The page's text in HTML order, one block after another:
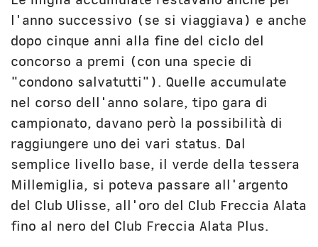
l'anno successivo (se si viaggiava) e anche
dopo cinque anni alla fine del ciclo del
concorso a premi (con una specie di
"condono salvatutti"). Quelle accumulate
nel corso dell'anno solare, tipo gara di
campionato, davano però la possibilità di
raggiungere uno dei vari status. Dal
semplice livello base, il verde della tessera
Millemiglia, si poteva passare all'argento
del Club Ulisse, all'oro del Club Freccia Alata
fino al nero del Club Freccia Alata Plus.